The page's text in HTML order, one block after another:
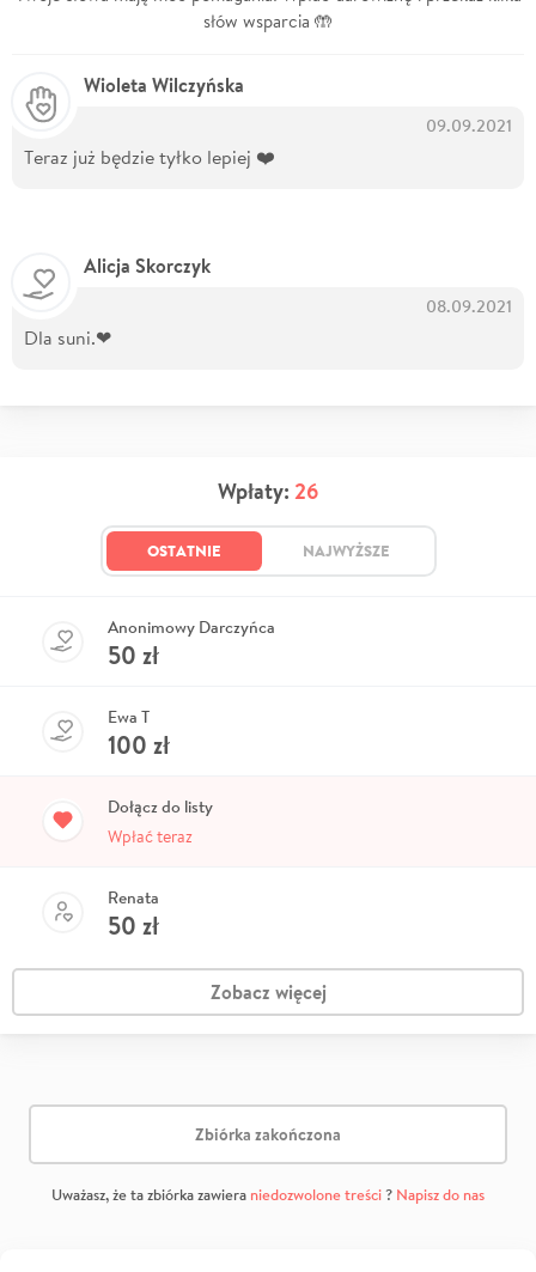
słów wsparcia 🤲
Wioleta Wilczyńska
09.09.2021
Teraz już będzie tyłko lepiej ❤️
Alicja Skorczyk
08.09.2021
Dla suni.❤
Wpłaty: 26
OSTATNIE NAJWYŻSZE
Anonimowy Darczyńca
50 zł
Ewa T
100 zł
Dołącz do listy
Wpłać teraz
Renata
50 zł
Zobacz więcej
Zbiórka zakończona
Uważasz, że ta zbiórka zawiera niedozwolone treści? Napisz do nas